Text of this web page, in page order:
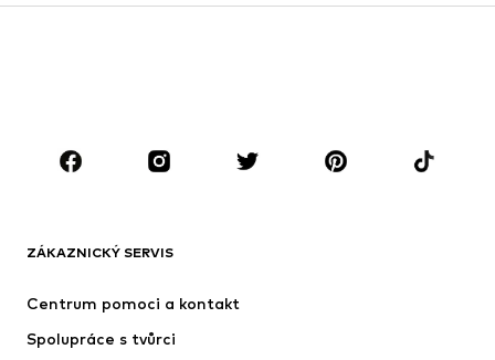
Doplňky
Premium
Nové
Trička & topy
Bundy
ZÁKAZNICKÝ SERVIS
Centrum pomoci a kontakt
Spolupráce s tvůrci